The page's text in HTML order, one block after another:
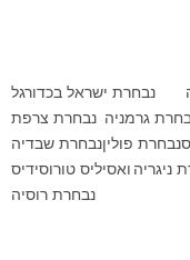
נבחרת ישראל בכדורגל
גרמניה נבחרת צרפת
נבחרת פוליןנבחרת שבדיה
ניגריה ואסיליס טורוסידיס
נבחרת רוסיה